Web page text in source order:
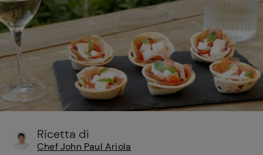
e
ricetta
frutta
sensi di
Ricetta di
Chef John Paul Ariola